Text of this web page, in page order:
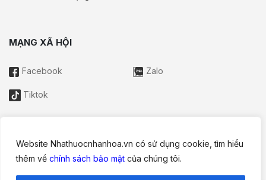
Website Nhathuocnhanhoa.vn có sử dụng cookie, tìm hiểu
thêm về chính sách bảo mật của chúng tôi.
MẠNG XÃ HỘI
Facebook Zalo
Tiktok
Thông tin trên website này chỉ mang tính chất nội bộ tham khảo;